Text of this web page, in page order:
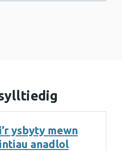
ysbyty mewn
anadlol